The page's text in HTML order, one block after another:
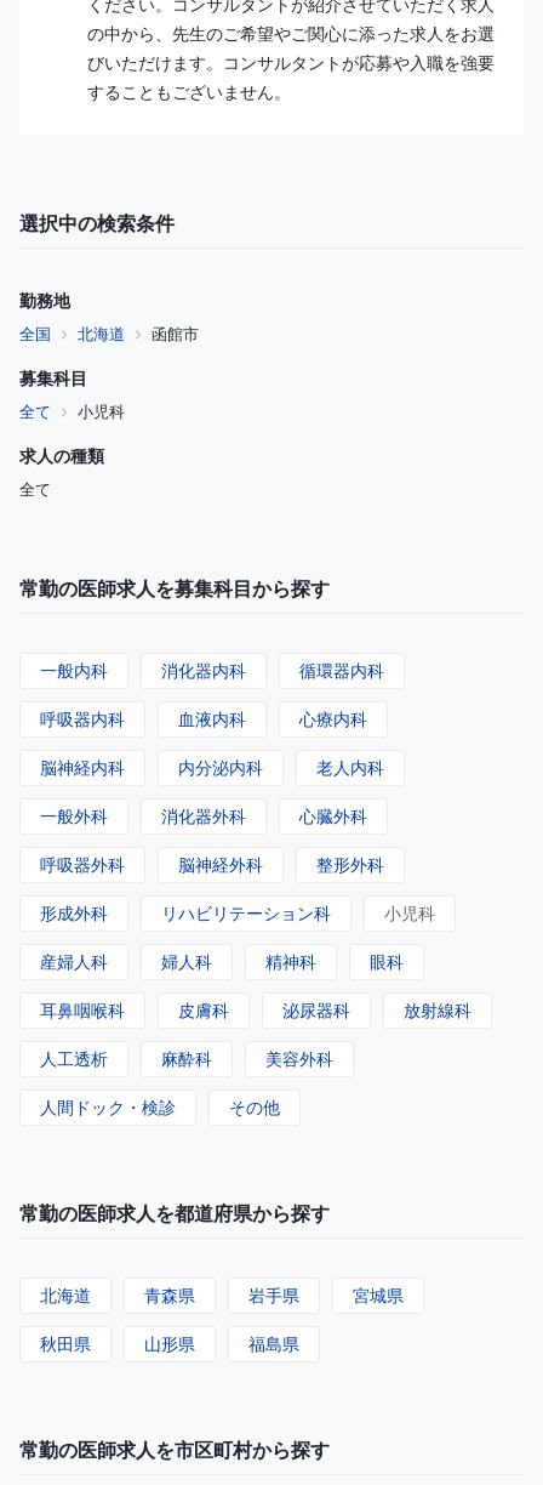
の中から、先生のご希望やご関心に添った求人をお選
びいただけます。コンサルタントが応募や入職を強要
することもございません。
選択中の検索条件
勤務地
全国 北海道 函館市
募集科目
全て 小児科
求人の種類
全て
常勤の医師求人を募集科目から探す
一般内科 消化器内科 循環器内科
呼吸器内科 血液内科 心療内科
脳神経内科 内分泌内科 老人内科
一般外科 消化器外科 心臓外科
呼吸器外科 脳神経外科 整形外科
形成外科 リハビリテーション科 小児科
産婦人科 婦人科 精神科 眼科
耳鼻咽喉科 皮膚科 泌尿器科 放射線科
人工透析 麻酔科 美容外科
人間ドック・検診 その他
常勤の医師求人を都道府県から探す
北海道 青森県 岩手県 宮城県
秋田県 山形県 福島県
常勤の医師求人を市区町村から探す